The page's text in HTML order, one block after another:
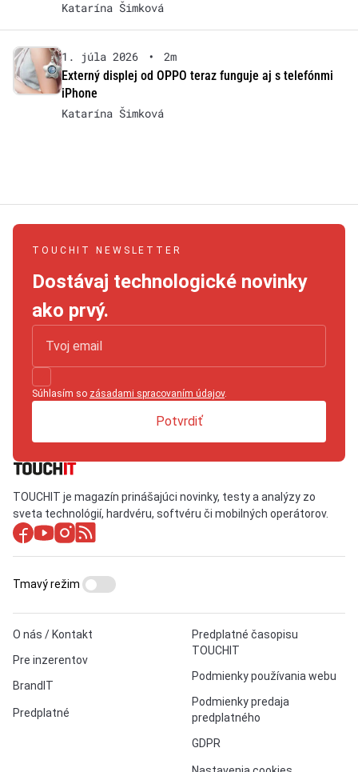
Katarína Šimková
1. júla 2026 •
2m
Externý displej od OPPO teraz funguje aj s telefónmi
iPhone
Katarína Šimková
TOUCHIT NEWSLETTER
Dostávaj technologické novinky
ako prvý.
Súhlasím so zásadami spracovaním údajov.
Potvrdiť
TOUCHIT je magazín prinášajúci novinky, testy a analýzy zo
sveta technológií, hardvéru, softvéru či mobilných operátorov.
O nás / Kontakt
Pre inzerentov
BrandIT
Predplatné
Predplatné časopisu
TOUCHIT
Podmienky používania webu
Podmienky predaja
predplatného
GDPR
Tmavý režim